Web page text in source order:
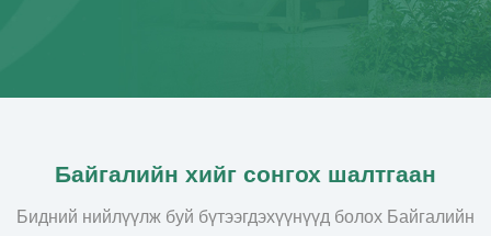
Байгалийн хийг сонгох шалтгаан
Бидний нийлүүлж буй бүтээгдэхүүнүүд болох Байгалийн